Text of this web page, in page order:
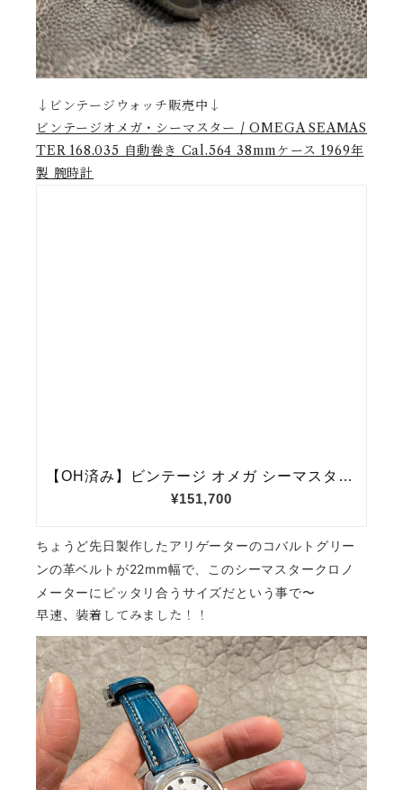
↓ビンテージウォッチ販売中↓
ビンテージオメガ・シーマスター / OMEGA SEAMAS
TER 168.035 自動巻き Cal.564 38mmケース 1969年
製 腕時計
ちょうど先日製作したアリゲーターのコバルトグリー
ンの革ベルトが22mm幅で、このシーマスタークロノ
メーターにピッタリ合うサイズだという事で〜
早速、装着してみました！！